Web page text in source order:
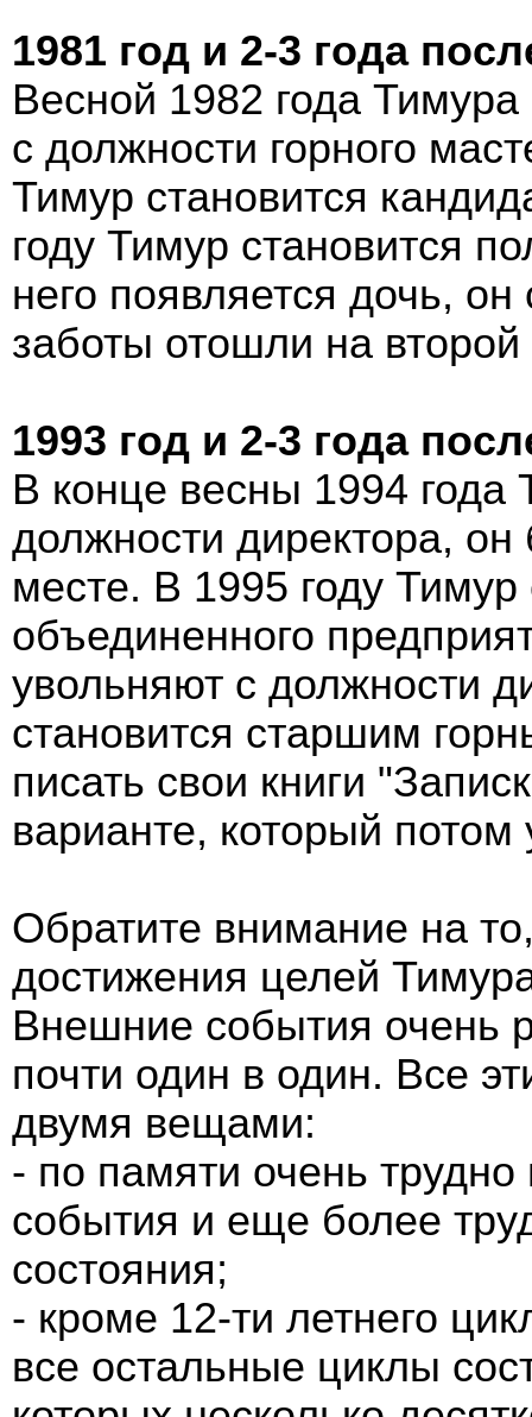
1981 год и 2-3 года
Весной 1982 года
с должности горного
Тимур становится
году Тимур становится
него появляется дочь,
заботы отошли на
1993 год и 2-3 года
В конце весны 1994
должности директора, он
месте. В 1995 году
объединенного
увольняют с должности
становится старшим
писать свои книги
варианте, который потом
Обратите внимание на
достижения целей
Внешние события очень
почти один в один. Все
двумя вещами:
- по памяти очень
события и еще более
состояния;
- кроме 12-ти летнего
все остальные циклы